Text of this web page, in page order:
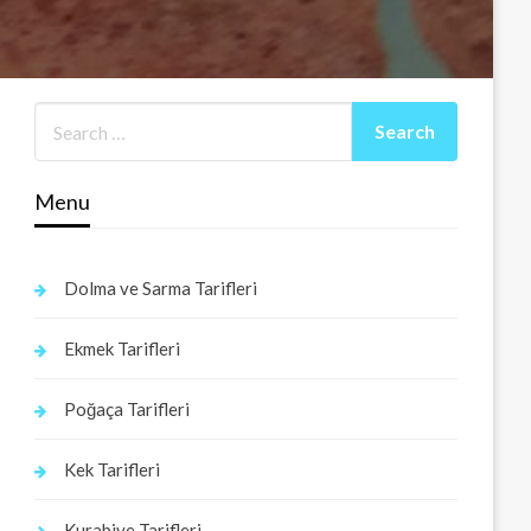
Menu
Dolma ve Sarma Tarifleri
Ekmek Tarifleri
Poğaça Tarifleri
Kek Tarifleri